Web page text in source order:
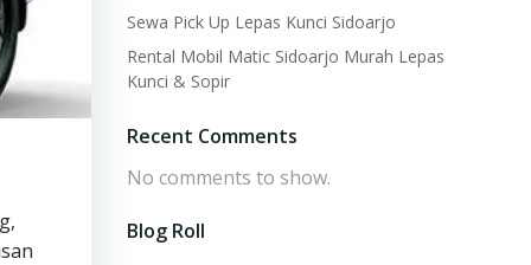
Sewa Pick Up Lepas Kunci Sidoarjo
Rental Mobil Matic Sidoarjo Murah Lepas
Kunci & Sopir
Recent Comments
No comments to show.
Blog Roll